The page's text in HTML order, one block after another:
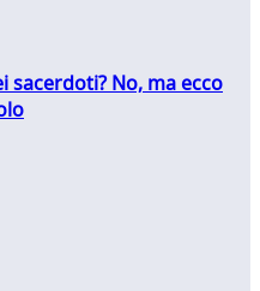
No, ma ecco